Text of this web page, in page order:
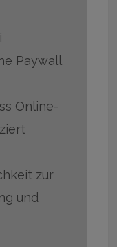
Paywall
Online-
zur
und